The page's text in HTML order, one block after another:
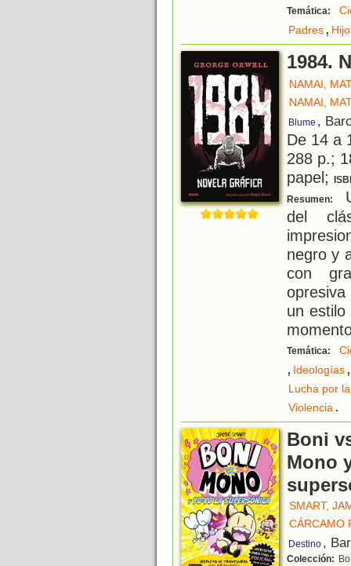
Temática:
Padres,
1984.
NAMAI,
NAMAI,
Blume ,
De 14 a
288 p.;
papel;
Resumen:
del
negro y
con
un estilo
Temática:
, Ideologías,
Lucha por
Violencia.
Boni
Mono
SMART,
CÁRCAMO
Destino ,
Colección: